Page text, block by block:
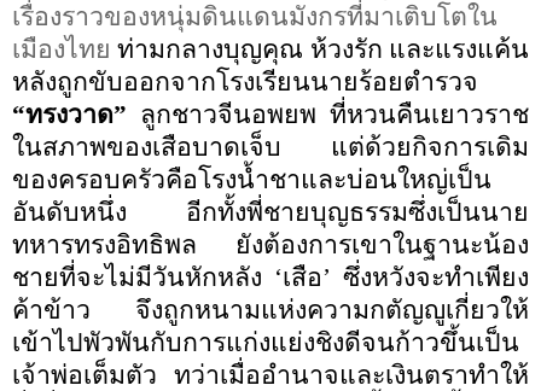
เรื่องราวของหนุ่มดินแดนมังกรที่มาเติบโตใน
เมืองไทยท่ามกลางบุญคุณ ห้วงรัก และแรงแค้น
หลังถูกขับออกจากโรงเรียนนายร้อยตำรวจ
“ทรงวาด” ลูกชาวจีนอพยพ ที่หวนคืนเยาวราช
ในสภาพของเสือบาดเจ็บ แต่ด้วยกิจการเดิม
ของครอบครัวคือโรงน้ำชาและบ่อนใหญ่เป็น
อันดับหนึ่ง อีกทั้งพี่ชายบุญธรรมซึ่งเป็นนาย
ทหารทรงอิทธิพล ยังต้องการเขาในฐานะน้อง
ชายที่จะไม่มีวันหักหลัง ‘เสือ’ ซึ่งหวังจะทำเพียง
ค้าข้าว จึงถูกหนามแห่งความกตัญญูเกี่ยวให้
เข้าไปพัวพันกับการแก่งแย่งชิงดีจนก้าวขึ้นเป็น
เจ้าพ่อเต็มตัว
ทว่าเมื่ออำนาจและเงินตราทำให้